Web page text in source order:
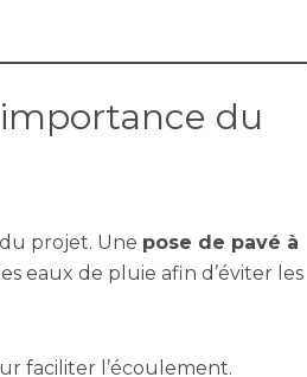
du
projet. Une pose de pavé à
eaux de pluie afin d’éviter les
faciliter l’écoulement.